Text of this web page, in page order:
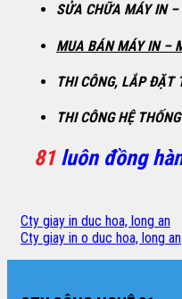
SỬA CHỮA MÁY IN –
MUA BÁN MÁY IN –
THI CÔNG, LẮP ĐẶT
THI CÔNG HỆ
81 luôn đồng
Cty giay in duc hoa, long an
Cty giay in o duc hoa, long an